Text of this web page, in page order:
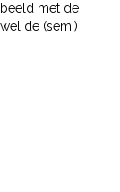
met de
de (semi)